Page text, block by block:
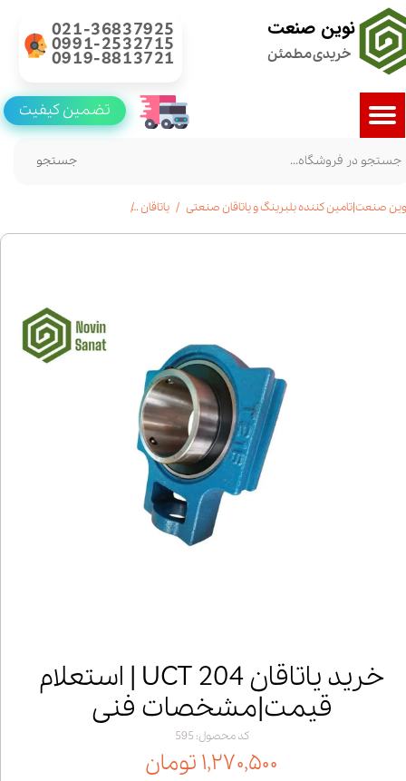
نوین صنعت
خریدی مطمئن
021-36837925
0991-2532715
0919-8813721
جستجو
تضمین کیفیت
صنعت|تامین کننده بلبرینگ و یاتاقان صنعتی یاتاقان
خرید یاتاقان UCT 204 | استعلام
قیمت|مشخصات فنی
کد محصول: 595
۱,۲۷۰,۵۰۰ تومان